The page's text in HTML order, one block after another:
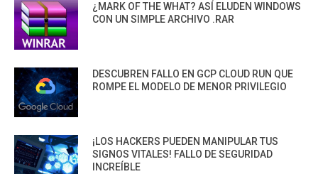
¿MARK OF THE WHAT? ASÍ ELUDEN WINDOWS
CON UN SIMPLE ARCHIVO .RAR
DESCUBREN FALLO EN GCP CLOUD RUN QUE
ROMPE EL MODELO DE MENOR PRIVILEGIO
¡LOS HACKERS PUEDEN MANIPULAR TUS
SIGNOS VITALES! FALLO DE SEGURIDAD
INCREÍBLE